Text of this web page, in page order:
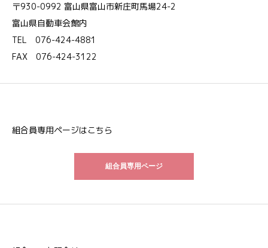
〒930-0992 富山県富山市新庄町馬場24-2
富山県自動車会館内
TEL 076-424-4881
FAX 076-424-3122
組合員専用ページはこちら
組合員専用ページ